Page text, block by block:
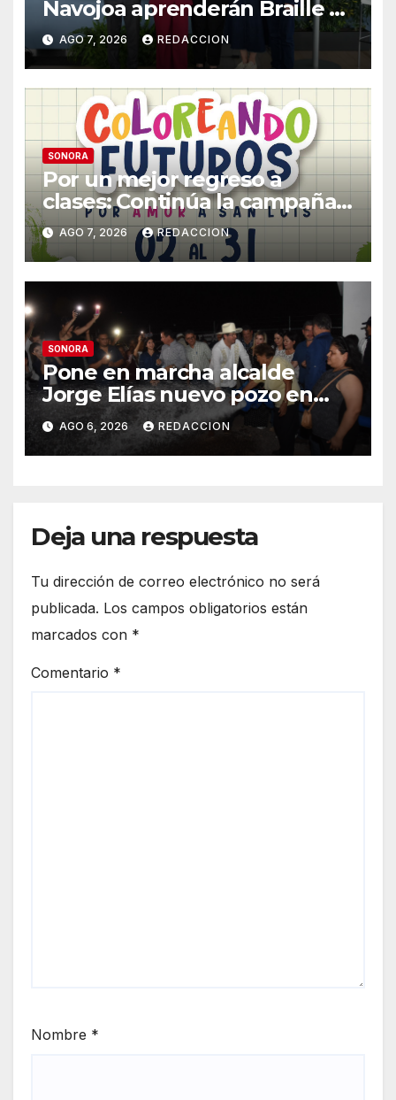
Navojoa aprenderán Braille y
Lengua de Señas tras ganar
beca nacional Santander
AGO 7, 2026 REDACCION
SONORA
Por un mejor regreso a
clases: Continúa la campaña
de recolección de útiles
«Coloreando Futuros»
AGO 7, 2026 REDACCION
SONORA
Pone en marcha alcalde
Jorge Elías nuevo pozo en
Tierra Blanca, Tesia:
Suministrará 20 litros por
segundo de agua potable
AGO 6, 2026 REDACCION
Deja una respuesta
Tu dirección de correo electrónico no será
publicada. Los campos obligatorios están
marcados con *
Comentario *
Nombre *